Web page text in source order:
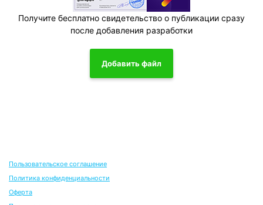
Получите бесплатно свидетельство о публикации сразу
после добавления разработки
Добавить файл
Пользовательское соглашение
Политика конфиденциальности
Оферта